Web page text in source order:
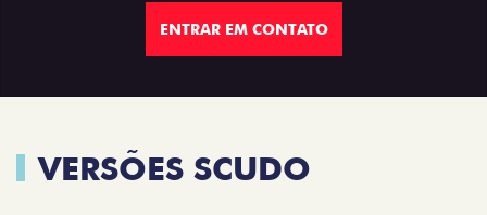
ENTRAR EM CONTATO
VERSÕES SCUDO